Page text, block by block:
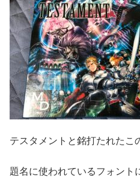
テスタメントと銘打たれたこ
題名に使われているフォント